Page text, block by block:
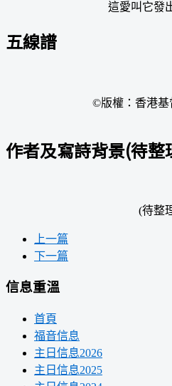
這愛叫它發
五線譜
©版權：香港基
作者及寫詩背景(待整
(待整
上一篇
下一篇
信息重溫
首頁
福音信息
主日信息2026
主日信息2025